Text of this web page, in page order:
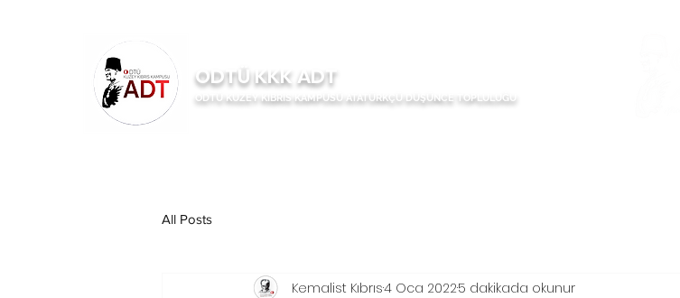
ODTÜ KKK ADT
ODTÜ KUZEY KIBRIS KAMPÜSÜ ATATÜRKÇÜ DÜŞÜNCE TOPLULUĞU
All Posts
Kemalist Kıbrıs4 Oca 20225 dakikada okunur